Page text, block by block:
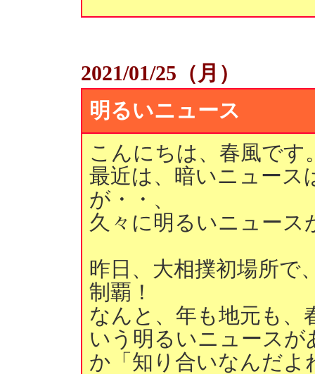
2021/01/25（月）
明るいニュース
こんにちは、春風です
最近は、暗いニュース
が・・、
久々に明るいニュース
昨日、大相撲初場所で
制覇！
なんと、年も地元も、
いう明るいニュースが
か「知り合いなんだよ